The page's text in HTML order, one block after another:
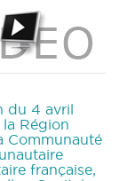
du 4 avril
Région
Communauté
française,